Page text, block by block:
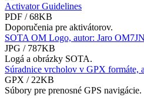
Activator Guidelines
PDF / 68KB
Doporučenia pre aktivátorov.
SOTA OM Logo, autor: Jaro OM7JN
JPG / 787KB
Logá a obrázky SOTA.
Súradnice vrcholov v GPX
GPX / 22KB
Súbory pre prenosné GPS navigácie.